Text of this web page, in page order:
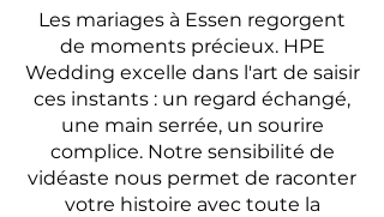
Les mariages à Essen regorgent
de moments précieux. HPE
Wedding excelle dans l'art de saisir
ces instants : un regard échangé,
une main serrée, un sourire
complice. Notre sensibilité de
vidéaste nous permet de raconter
votre histoire avec toute la